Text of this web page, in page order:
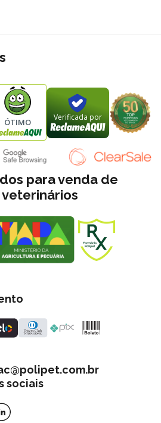
ÓTIMO Verificada por
para venda de
sociais